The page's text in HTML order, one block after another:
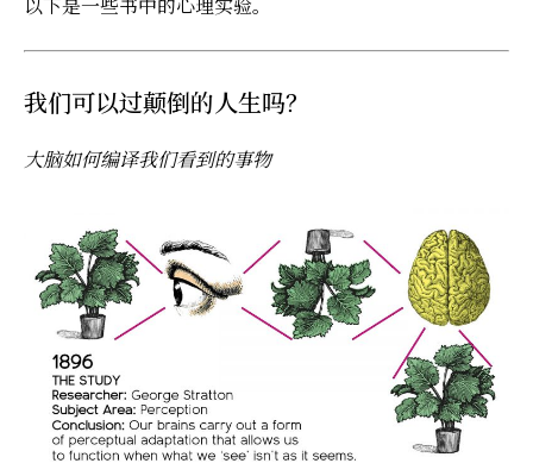
以下是一些书中的心理实验。
我们可以过颠倒的人生吗？
大脑如何编译我们看到的事物